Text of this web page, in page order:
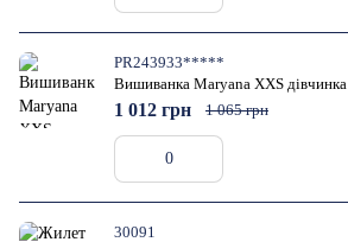
PR243933*****
Вишиванка Maryana XXS дівчинка
1 012 грн 1 065 грн
30091